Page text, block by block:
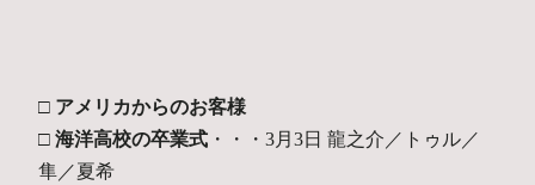
□ アメリカからのお客様
□ 海洋高校の卒業式 ・・・3月3日 龍之介／トゥル／
隼／夏希